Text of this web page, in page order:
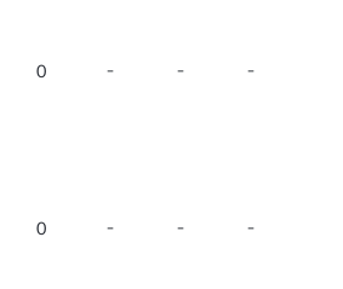
0 - - -
0 - - -